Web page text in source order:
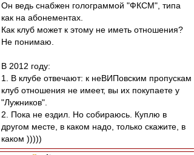
Он ведь снабжен голограммой "ФКСМ", типа
как на абонементах.
Как клуб может к этому не иметь отношения?
Не понимаю.
В 2012 году:
1. В клубе отвечают: к неВИПовским пропускам
клуб отношения не имеет, вы их покупаете у
"Лужников".
2. Пока не ездил. Но собираюсь. Куплю в
другом месте, в каком надо, только скажите, в
каком )))))